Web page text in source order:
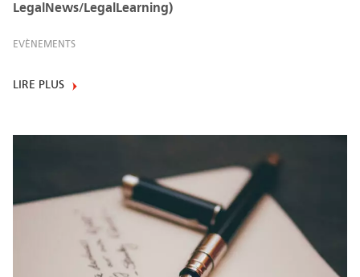
LegalNews/LegalLearning)
EVÈNEMENTS
LIRE PLUS